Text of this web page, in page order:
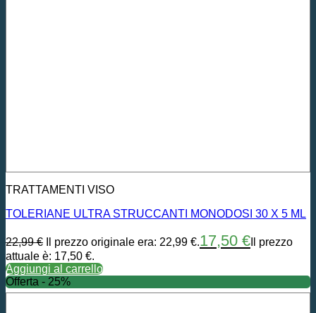
TRATTAMENTI VISO
TOLERIANE ULTRA STRUCCANTI MONODOSI 30 X 5 ML
22,99€ Il prezzo originale era: 22,99 €.17,50 € Il prezzo
attuale è: 17,50 €.
Aggiungi al carrello
Offerta - 25%